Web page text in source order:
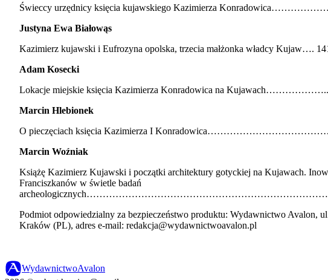
Świeccy urzędnicy księcia kujawskiego Kazimierza
Justyna Ewa Białowąs
Kazimierz kujawski i Eufrozyna opolska, trzecia małżonka władcy Kujaw….
Adam Kosecki
Lokacje miejskie księcia Kazimierza Konradowica na
Marcin Hlebionek
O pieczęciach księcia Kazimierza I
Marcin Woźniak
Książę Kazimierz Kujawski i początki architektury gotyckiej na Kujawach.
Franciszkanów w świetle badań
Podmiot odpowiedzialny za bezpieczeństwo produktu: Wydawnictwo Avalon,
Kraków (PL), adres e-mail: redakcja@wydawnictwoavalon.pl
WydawnictwoAvalon